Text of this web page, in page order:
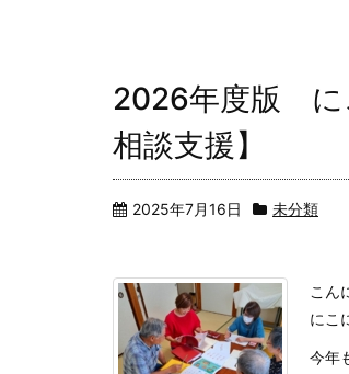
2026年度版 に
相談支援】
2025年7月16日 未分類
こん
にこ
今年